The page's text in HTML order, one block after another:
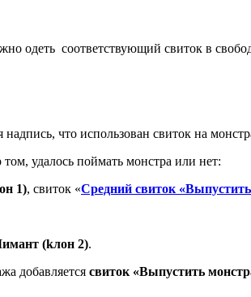
одеть соответствующий свиток в
что использован свиток на
удалось поймать монстра или нет:
1), свиток «Средний свиток
(kлoн 2).
добавляется свиток «Выпустить